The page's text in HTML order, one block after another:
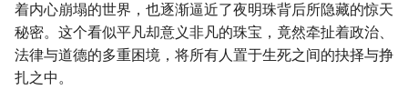
着内心崩塌的世界，也逐渐逼近了夜明珠背后所隐藏的惊天
秘密。这个看似平凡却意义非凡的珠宝，竟然牵扯着政治、
法律与道德的多重困境，将所有人置于生死之间的抉择与挣
扎之中。